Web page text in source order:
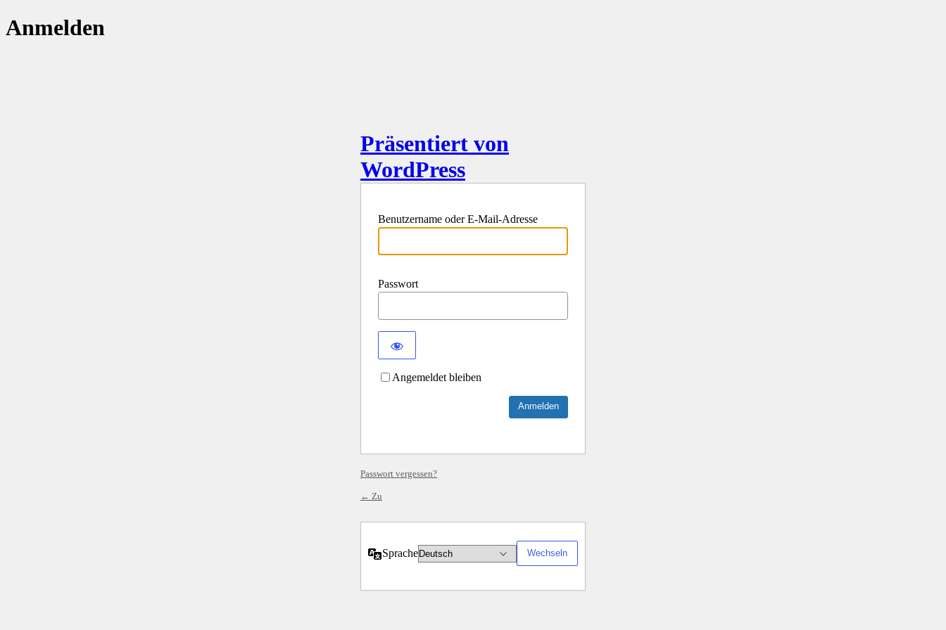
Anmelden
Präsentiert von
WordPress
Benutzername oder E-Mail-Adresse
Passwort
Angemeldet bleiben
Passwort vergessen?
← Zu
Sprache